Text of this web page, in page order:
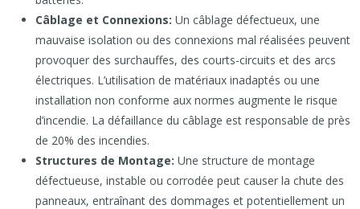
Câblage et Connexions: Un câblage défectueux, une
mauvaise isolation ou des connexions mal réalisées peuvent
provoquer des surchauffes, des courts-circuits et des arcs
électriques. L’utilisation de matériaux inadaptés ou une
installation non conforme aux normes augmente le risque
d’incendie. La défaillance du câblage est responsable de près
de 20% des incendies.
Structures de Montage: Une structure de montage
défectueuse, instable ou corrodée peut causer la chute des
panneaux, entraînant des dommages et potentiellement un